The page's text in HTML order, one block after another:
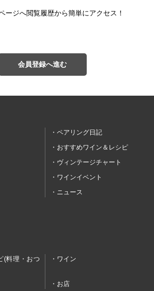
ージへ閲覧履歴から簡単にアクセス！
会員登録へ進む
ペアリング日記
おすすめワイン＆レシピ
ヴィンテージチャート
ワインイベント
ニュース
(料理・おつ
ワイン
お店